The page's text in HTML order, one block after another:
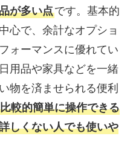
が多い点です。基本的
心で、余計なオプショ
ォーマンスに優れてい
用品や家具などを一緒
物を済ませられる便利
比較的簡単に操作できる
しくない人でも使いや